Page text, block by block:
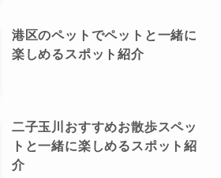
港区のペットでペットと一緒に
楽しめるスポット紹介
二子玉川おすすめお散歩スペッ
トと一緒に楽しめるスポット紹
介